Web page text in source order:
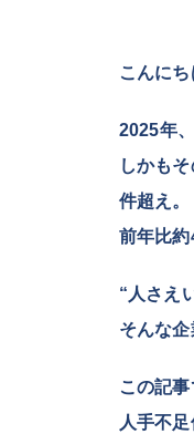
こんに
2025年
しかも
件超え。
前年比約
“人さえ
そんな
この記
人手不